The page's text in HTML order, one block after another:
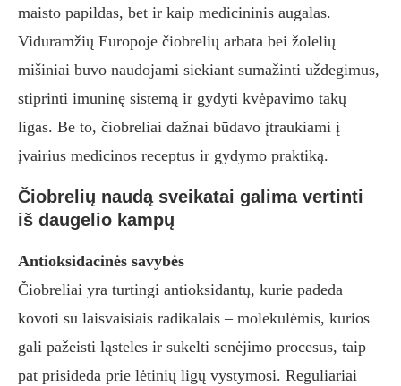
maisto papildas, bet ir kaip medicininis augalas.
Viduramžių Europoje čiobrelių arbata bei žolelių
mišiniai buvo naudojami siekiant sumažinti uždegimus,
stiprinti imuninę sistemą ir gydyti kvėpavimo takų
ligas. Be to, čiobreliai dažnai būdavo įtraukiami į
įvairius medicinos receptus ir gydymo praktiką.
Čiobrelių naudą sveikatai galima vertinti
iš daugelio kampų
Antioksidacinės savybės
Čiobreliai yra turtingi antioksidantų, kurie padeda
kovoti su laisvaisiais radikalais – molekulėmis, kurios
gali pažeisti ląsteles ir sukelti senėjimo procesus, taip
pat prisideda prie lėtinių ligų vystymosi. Reguliariai